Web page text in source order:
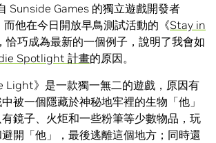
Sunside Games 的獨立遊戲開發者
他在今日開放早鳥測試活動的《Stay in
恰巧成為最新的一個例子，說明了我會如
Spotlight 計畫的原因。
Light》是一款獨一無二的遊戲，原因有
被一個隱藏於神秘地牢裡的生物「他」
鏡子、火炬和一些粉筆等少數物品，玩
開「他」，最後逃離這個地方；同時還